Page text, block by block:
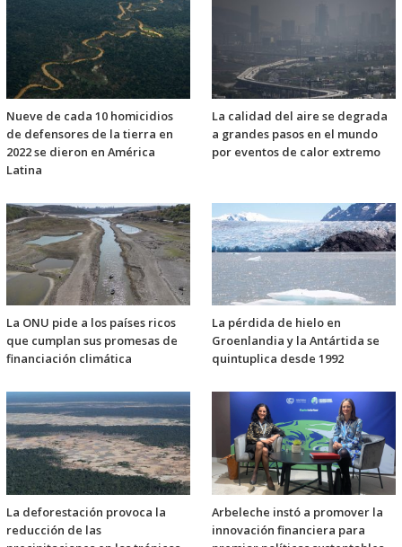
Nueve de cada 10 homicidios
de defensores de la tierra en
2022 se dieron en América
Latina
La calidad del aire se degrada
a grandes pasos en el mundo
por eventos de calor extremo
La ONU pide a los países ricos
que cumplan sus promesas de
financiación climática
La pérdida de hielo en
Groenlandia y la Antártida se
quintuplica desde 1992
La deforestación provoca la
reducción de las
Arbeleche instó a promover la
innovación financiera para